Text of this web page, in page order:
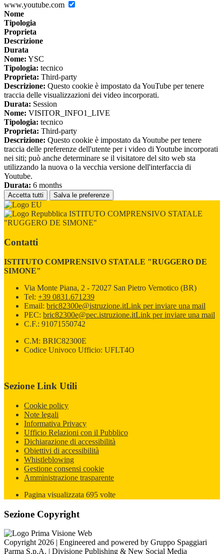
www.youtube.com
Nome
Tipologia
Proprieta
Descrizione
Durata
Nome: YSC
Tipologia: tecnico
Proprieta: Third-party
Descrizione: Questo cookie è impostato da YouTube per tenere
traccia delle visualizzazioni dei video incorporati.
Durata: Session
Nome: VISITOR_INFO1_LIVE
Tipologia: tecnico
Proprieta: Third-party
Descrizione: Questo cookie è impostato da Youtube per tenere
traccia delle preferenze dell'utente per i video di Youtube incorporati
nei siti; può anche determinare se il visitatore del sito web sta
utilizzando la nuova o la vecchia versione dell'interfaccia di
Youtube.
Durata: 6 months
Accetta tutti Salva le preferenze
ISTITUTO COMPRENSIVO STATALE
"RUGGERO DE SIMONE"
Contatti
ISTITUTO COMPRENSIVO STATALE "RUGGERO DE
SIMONE"
Via Monte Piana, 2 - 72027 San Pietro Vernotico (BR)
Tel: +39 0831.671239
Email: bric82300e@istruzione.itLink per inviare una mail
PEC: bric82300e@pec.istruzione.itLink per inviare una mail
C.F.: 91071550742
C.M: BRIC82300E
Codice Univoco Ufficio: UFLT4O
Sezione Link Utili
Cookie policy
Note legali
Informativa Privacy
Ufficio Relazioni con il Pubblico
Dichiarazione di accessibilità
Obiettivi di accessibilità
Whistleblowing
Gestione consensi cookie
Amministrazione trasparente
Pagina visualizzata 695 volte
Sezione Copyright
Copyright 2026 | Engineered and powered by Gruppo Spaggiari
Parma S.p.A. | Divisione Publishing & New Social Media